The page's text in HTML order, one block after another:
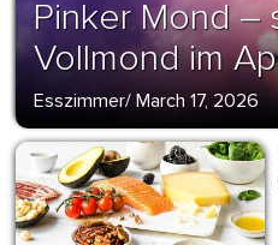
Pinker Mond –
Vollmond im
Esszimmer/ March 17, 2026